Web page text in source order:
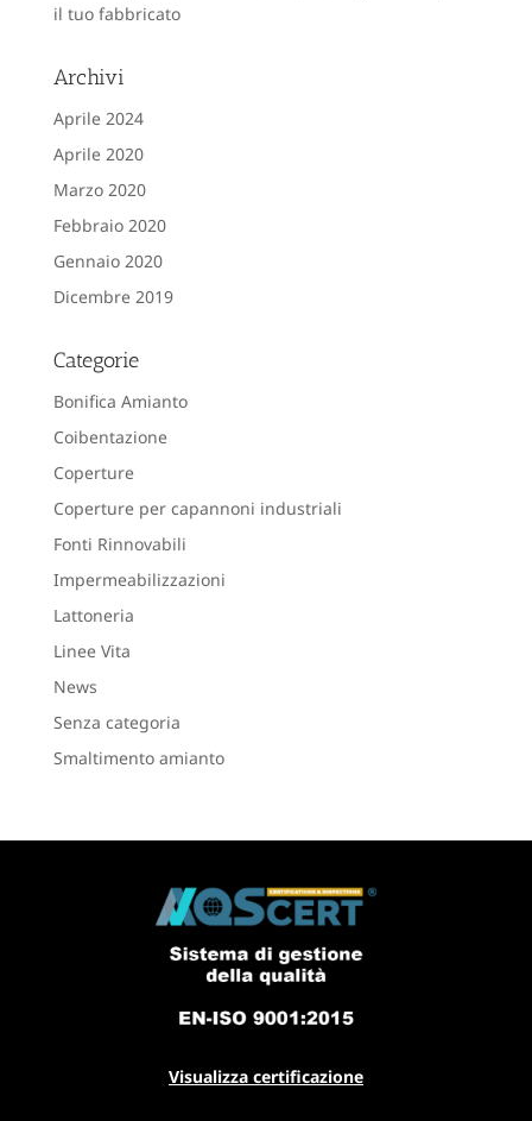
il tuo fabbricato
Archivi
Aprile 2024
Aprile 2020
Marzo 2020
Febbraio 2020
Gennaio 2020
Dicembre 2019
Categorie
Bonifica Amianto
Coibentazione
Coperture
Coperture per capannoni industriali
Fonti Rinnovabili
Impermeabilizzazioni
Lattoneria
Linee Vita
News
Senza categoria
Smaltimento amianto
Visualizza certificazione